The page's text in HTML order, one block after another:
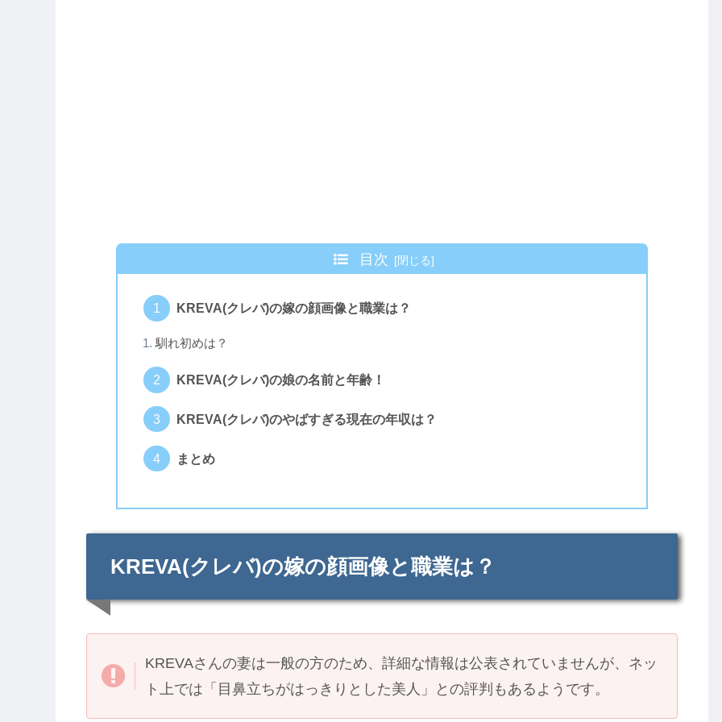
目次
KREVA(クレバ)の嫁の顔画像と職業は？
馴れ初めは？
KREVA(クレバ)の娘の名前と年齢！
KREVA(クレバ)のやばすぎる現在の年収は？
まとめ
KREVA(クレバ)の嫁の顔画像と職業は？
KREVAさんの妻は一般の方のため、詳細な情報は公表されていませんが、ネッ
ト上では「目鼻立ちがはっきりとした美人」との評判もあるようです。